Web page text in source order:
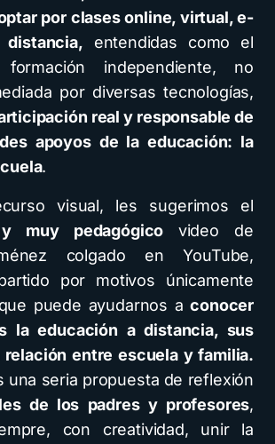
por clases online, virtual, e-
entendidas como el
independiente, no
por diversas tecnologías,
real y responsable de
apoyos de la educación: la
.
visual, les sugerimos el
muy pedagógico video de
colgado en YouTube,
por motivos únicamente
puede ayudarnos aconocer
la educación a distancia, sus
entre escuela y familia.
una seria propuesta de reflexión
de los padres y profesores,
con creatividad, unir la